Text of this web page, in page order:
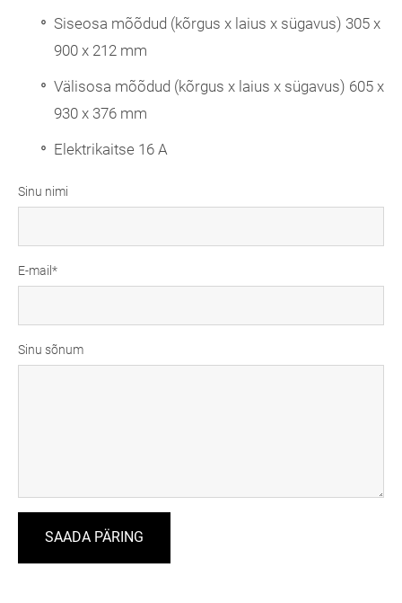
Siseosa mõõdud (kõrgus x laius x sügavus) 305 x
900 x 212 mm
Välisosa mõõdud (kõrgus x laius x sügavus) 605 x
930 x 376 mm
Elektrikaitse 16 A
Sinu nimi
E-mail
Sinu sõnum